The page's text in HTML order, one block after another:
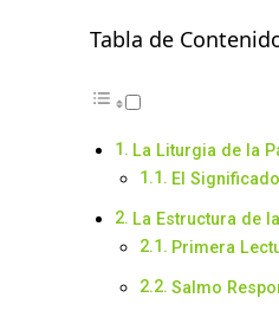
Tabla de
La Liturgia de la
El
La Estructura de
Primera
Salmo